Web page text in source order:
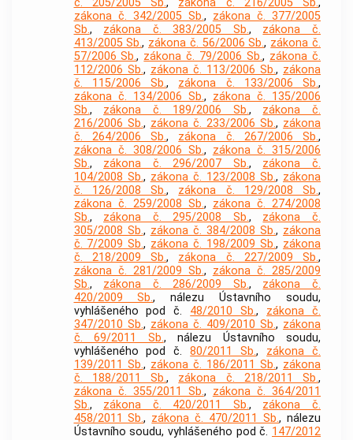
zákona č. 342/2005 Sb., zákona č. 377/2005
Sb., zákona č. 383/2005 Sb., zákona č.
413/2005 Sb., zákona č. 56/2006 Sb., zákona č.
57/2006 Sb., zákona č. 79/2006 Sb., zákona č.
112/2006 Sb., zákona č. 113/2006 Sb., zákona
č. 115/2006 Sb., zákona č. 133/2006 Sb.,
zákona č. 134/2006 Sb., zákona č. 135/2006
Sb., zákona č. 189/2006 Sb., zákona č.
216/2006 Sb., zákona č. 233/2006 Sb., zákona
č. 264/2006 Sb., zákona č. 267/2006 Sb.,
zákona č. 308/2006 Sb., zákona č. 315/2006
Sb., zákona č. 296/2007 Sb., zákona č.
104/2008 Sb., zákona č. 123/2008 Sb., zákona
č. 126/2008 Sb., zákona č. 129/2008 Sb.,
zákona č. 259/2008 Sb., zákona č. 274/2008
Sb., zákona č. 295/2008 Sb., zákona č.
305/2008 Sb., zákona č. 384/2008 Sb., zákona
č. 7/2009 Sb., zákona č. 198/2009 Sb., zákona
č. 218/2009 Sb., zákona č. 227/2009 Sb.,
zákona č. 281/2009 Sb., zákona č. 285/2009
Sb., zákona č. 286/2009 Sb., zákona č.
420/2009 Sb., nálezu Ústavního soudu,
vyhlášeného pod č. 48/2010 Sb., zákona č.
347/2010 Sb., zákona č. 409/2010 Sb., zákona
č. 69/2011 Sb., nálezu Ústavního soudu,
vyhlášeného pod č.80/2011 Sb., zákona č.
139/2011 Sb., zákona č. 186/2011 Sb., zákona
č. 188/2011 Sb., zákona č. 218/2011 Sb.,
zákona č. 355/2011 Sb., zákona č. 364/2011
Sb., zákona č. 420/2011 Sb., zákona č.
458/2011 Sb., zákona č. 470/2011 Sb., nálezu
Ústavního soudu, vyhlášeného pod č. 147/2012